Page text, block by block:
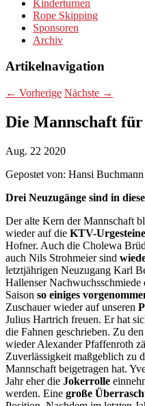
Kinderturnen
Rope Skipping
Sponsoren
Archiv
Artikelnavigation
← Vorherige Nächste →
Die Mannschaft für
Aug. 22 2020
Gepostet von: Hansi Buchmann
Drei Neuzugänge sind in
Der alte Kern der Mannschaft
wieder auf die KTV-Urgesteine
Hofner. Auch die Cholewa
auch Nils Strohmeier sind
letztjährigen Neuzugang Karl
Hallenser
Saison so einiges
Zuschauer wieder auf unseren
Julius Hartrich freuen. Er hat
die Fahnen geschrieben. Zu den
wieder Alexander Pfaffenroth
Zuverlässigkeit maßgeblich zu
Mannschaft beigetragen hat.
Jahr eher die Jokerrolle
werden. Eine große